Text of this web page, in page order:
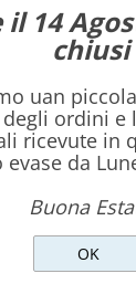
il 14
chiusi
uan
ordini e
ricevute in
da
Buona